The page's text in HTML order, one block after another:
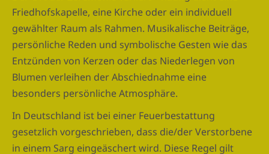
Friedhofskapelle, eine Kirche oder ein individuell
gewählter Raum als Rahmen. Musikalische Beiträge,
persönliche Reden und symbolische Gesten wie das
Entzünden von Kerzen oder das Niederlegen von
Blumen verleihen der Abschiednahme eine
besonders persönliche Atmosphäre.
In Deutschland ist bei einer Feuerbestattung
gesetzlich vorgeschrieben, dass die/der Verstorbene
in einem Sarg eingeäschert wird. Diese Regel gilt